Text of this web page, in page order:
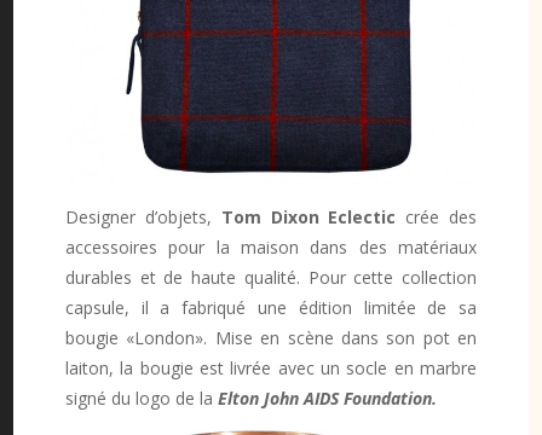
Designer d’objets, Tom Dixon Eclectic crée des
accessoires pour la maison dans des matériaux
durables et de haute qualité. Pour cette collection
capsule, il a fabriqué une édition limitée de sa
bougie «London». Mise en scène dans son pot en
laiton, la bougie est livrée avec un socle en marbre
signé du logo de la Elton John AIDS Foundation.